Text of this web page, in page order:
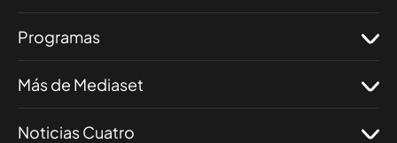
Programas
Más de Mediaset
Noticias Cuatro